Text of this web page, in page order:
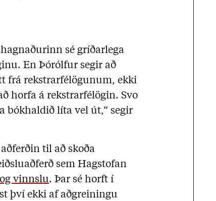
sé gríðarlega
En Þórólfur segir að
frá rekstrarfélögunum, ekki
horfa á rekstrarfélögin. Svo
bókhaldið líta vel út,“ segir
til að skoða
sem Hagstofan
vinnslu. Þar sé horft í
því ekki af aðgreiningu